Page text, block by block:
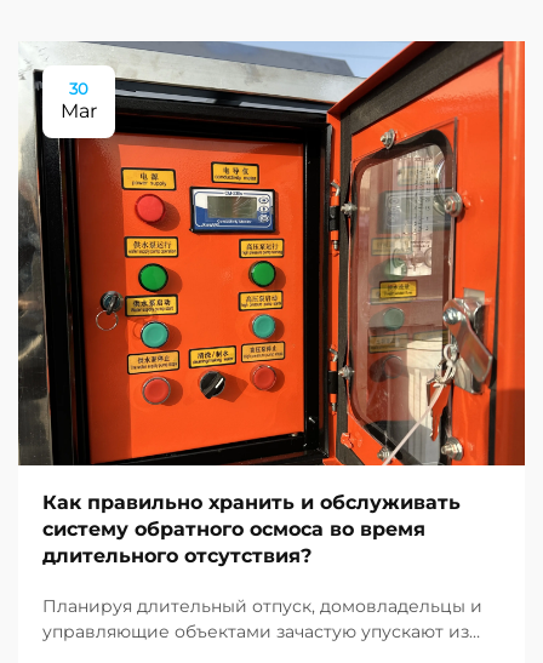
30
Mar
Как правильно хранить и обслуживать
систему обратного осмоса во время
длительного отсутствия?
Планируя длительный отпуск, домовладельцы и
управляющие объектами зачастую упускают из